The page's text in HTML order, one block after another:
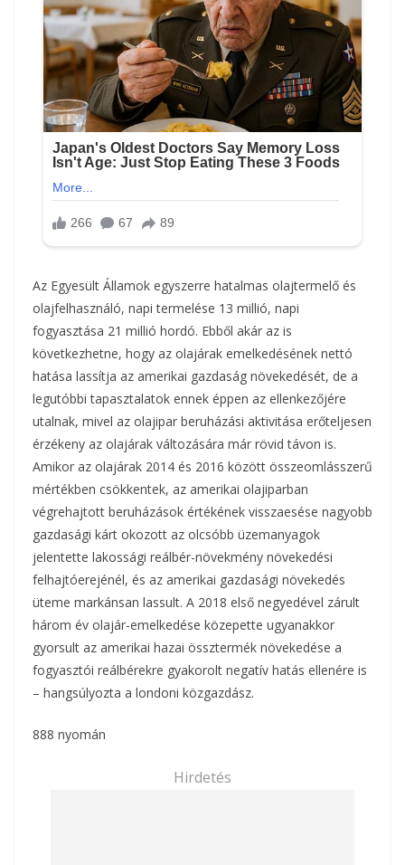
Az Egyesült Államok egyszerre hatalmas olajtermelő és
olajfelhasználó, napi termelése 13 millió, napi
fogyasztása 21 millió hordó. Ebből akár az is
következhetne, hogy az olajárak emelkedésének nettó
hatása lassítja az amerikai gazdaság növekedését, de a
legutóbbi tapasztalatok ennek éppen az ellenkezőjére
utalnak, mivel az olajipar beruházási aktivitása erőteljesen
érzékeny az olajárak változására már rövid távon is.
Amikor az olajárak 2014 és 2016 között összeomlásszerű
mértékben csökkentek, az amerikai olajiparban
végrehajtott beruházások értékének visszaesése nagyobb
gazdasági kárt okozott az olcsóbb üzemanyagok
jelentette lakossági reálbér-növekmény növekedési
felhajtóerejénél, és az amerikai gazdasági növekedés
üteme markánsan lassult. A 2018 első negyedével zárult
három év olajár-emelkedése közepette ugyanakkor
gyorsult az amerikai hazai össztermék növekedése a
fogyasztói reálbérekre gyakorolt negatív hatás ellenére is
– hangsúlyozta a londoni közgazdász.
888 nyomán
Hirdetés